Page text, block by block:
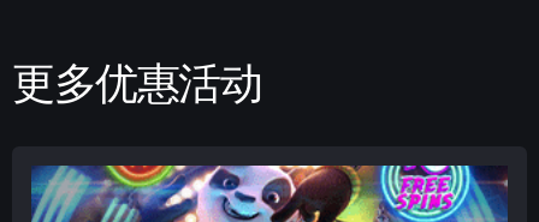
更多优惠活动